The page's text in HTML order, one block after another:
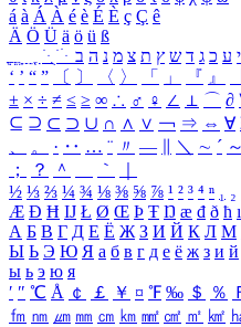
á à Á À é è É È ç Ç ê
Ä Ö Ü ä ö ü ß
ִֶֹ ֻּ ׁׂ י ע כ ג ד ש ץ ת צ מ נ ה ב
‘ ’ “ ” 〔 〕 〈 〉 「 」 『 』
± × ÷ ≠ ≤ ≥ ∞ ∴ ♂ ♀ ∠ ⊥ ⌒ ∂
⊆ ⊇ ⊂ ⊃ ∪ ∩ ∧ ∨ ￢ ⇒ ⇔ ∀
、
。 · ‥ … ¨ 〃 ― ＼ ∼ ´ ～
；
？ ＾ ｀
½ ⅓ ⅔ ¼ ¾ ⅛ ⅜ ⅝ ⅞ ¹ ² ³ ⁴ ⁿ ₁ ₂
Æ Ð Ħ Ĳ Ł Ø Œ Þ Ŧ Ŋ æ đ ð ħ ı
А Б В Г Д Е Ё Ж З И Й К Л М
Ы Ь Э Ю Я а б в г д е ё ж з и й
ы ь э ю я
′ ″ ℃ Å ￠ ￡ ￥ ¤ ℉ ‰ ＄ ％
㎙ ㎚ ㎛ ㎜ ㎝ ㎞ ㎟ ㎠ ㎡ ㎢